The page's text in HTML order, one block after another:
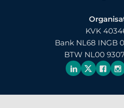
KVK
Bank NL68 INGB
BTW NL00